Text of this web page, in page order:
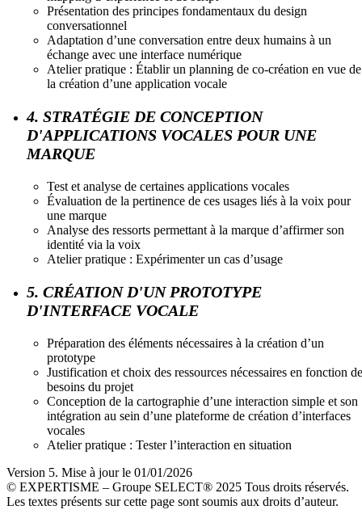
Présentation des principes fondamentaux du design
conversationnel
Adaptation d’une conversation entre deux humains à un
échange avec une interface numérique
Atelier pratique : Établir un planning de co-création en vue de
la création d’une application vocale
4. STRATÉGIE DE CONCEPTION
D'APPLICATIONS VOCALES POUR UNE
MARQUE
Test et analyse de certaines applications vocales
Évaluation de la pertinence de ces usages liés à la voix pour
une marque
Analyse des ressorts permettant à la marque d’affirmer son
identité via la voix
Atelier pratique : Expérimenter un cas d’usage
5. CRÉATION D'UN PROTOTYPE
D'INTERFACE VOCALE
Préparation des éléments nécessaires à la création d’un
prototype
Justification et choix des ressources nécessaires en fonction
besoins du projet
Conception de la cartographie d’une interaction simple et son
intégration au sein d’une plateforme de création d’interfaces
vocales
Atelier pratique : Tester l’interaction en situation
Version 5. Mise à jour le 01/01/2026
© EXPERTISME – Groupe SELECT® 2025 Tous droits réservés.
Les textes présents sur cette page sont soumis aux droits d’auteur.